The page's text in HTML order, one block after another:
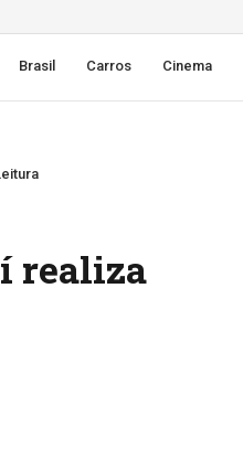
Brasil Carros Cinema
realiza